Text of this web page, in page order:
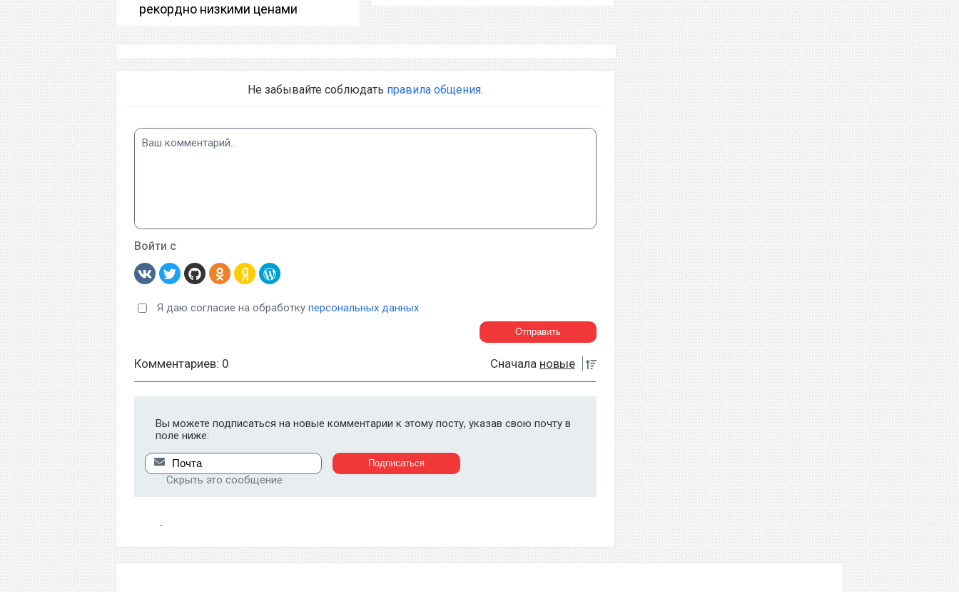
рекордно низкими ценами
Не забывайте соблюдать правила общения.
Войти с
Я даю согласие на обработку персональных данных
Комментариев: 0 Сначала новые
Вы можете подписаться на новые комментарии к этому посту, указав свою почту в
поле ниже:
Скрыть это сообщение